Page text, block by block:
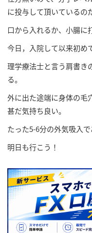
に投与して頂いているの
口から入れるか、小腸に
今日，入院して以来初め
理学療法士と言う肩書き
る。
外に出た途端に身体の毛
甚だ気持ち良い。
たった5-6分の外気吸入
明日も行こう！